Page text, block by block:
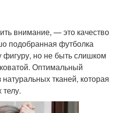
внимание, — это качество
подобранная футболка
но не быть слишком
Оптимальный
тканей, которая